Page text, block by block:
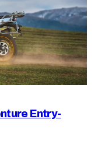
Entry-